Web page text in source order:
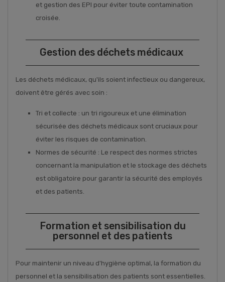
et gestion des EPI pour éviter toute contamination
croisée.
Gestion des déchets médicaux
Les déchets médicaux, qu'ils soient infectieux ou dangereux,
doivent être gérés avec soin :
Tri et collecte : un tri rigoureux et une élimination
sécurisée des déchets médicaux sont cruciaux pour
éviter les risques de contamination.
Normes de sécurité : Le respect des normes strictes
concernant la manipulation et le stockage des déchets
est obligatoire pour garantir la sécurité des employés
et des patients.
Formation et sensibilisation du
personnel et des patients
Pour maintenir un niveau d'hygiène optimal, la formation du
personnel et la sensibilisation des patients sont essentielles.